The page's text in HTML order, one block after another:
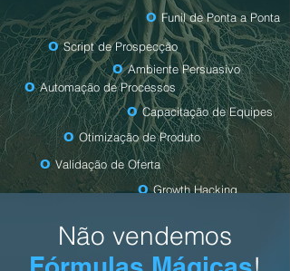
o Funil de Ponta a Ponta
o Script de Prospecção
o Ambiente Persuasivo
o Automação de Processos
o Capacitação de Equipes
o Otimizaçãode Produto
o Validação de Oferta
o Growth Hacking
Não vendemos